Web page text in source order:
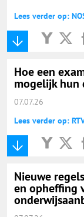
Lees verder op:
Hoe een
mogelijk hun
07.07.26
Lees verder op:
Nieuwe
en opheffing